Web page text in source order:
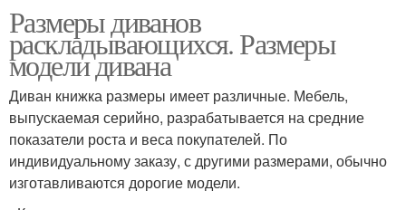
Размеры диванов
раскладывающихся. Размеры
модели дивана
Диван книжка размеры имеет различные. Мебель,
выпускаемая серийно, разрабатывается на средние
показатели роста и веса покупателей. По
индивидуальному заказу, с другими размерами, обычно
изготавливаются дорогие модели.